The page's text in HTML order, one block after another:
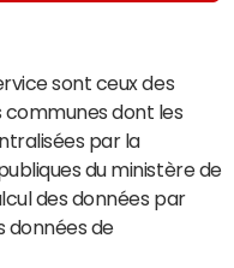
sont ceux des
communes dont les
par la
du ministère de
des données par
données de